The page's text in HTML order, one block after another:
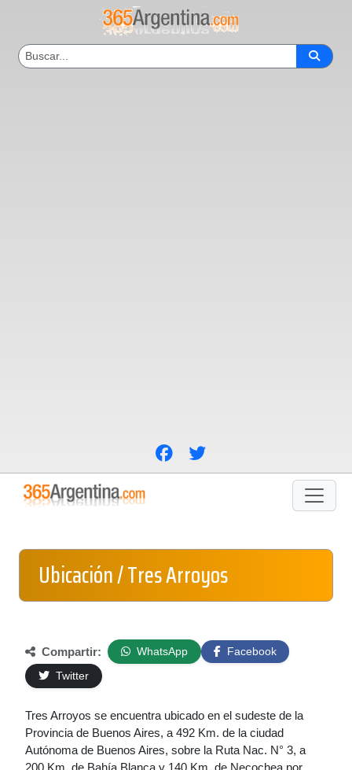
Ubicación / Tres Arroyos
Compartir: WhatsApp
Facebook
Twitter
Tres Arroyos se encuentra ubicado en el sudeste de la
Provincia de Buenos Aires, a 492 Km. de la ciudad
Autónoma de Buenos Aires, sobre la Ruta Nac. N° 3, a
200 Km. de Bahía Blanca y 140 Km. de Necochea por